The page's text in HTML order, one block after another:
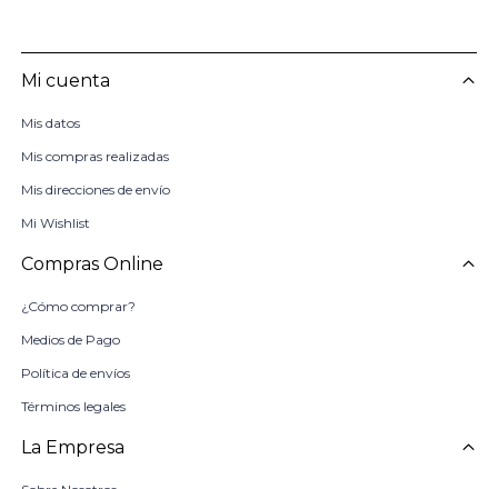
Mi cuenta
Mis datos
Mis compras realizadas
Mis direcciones de envío
Mi Wishlist
Compras Online
¿Cómo comprar?
Medios de Pago
Política de envíos
Términos legales
La Empresa